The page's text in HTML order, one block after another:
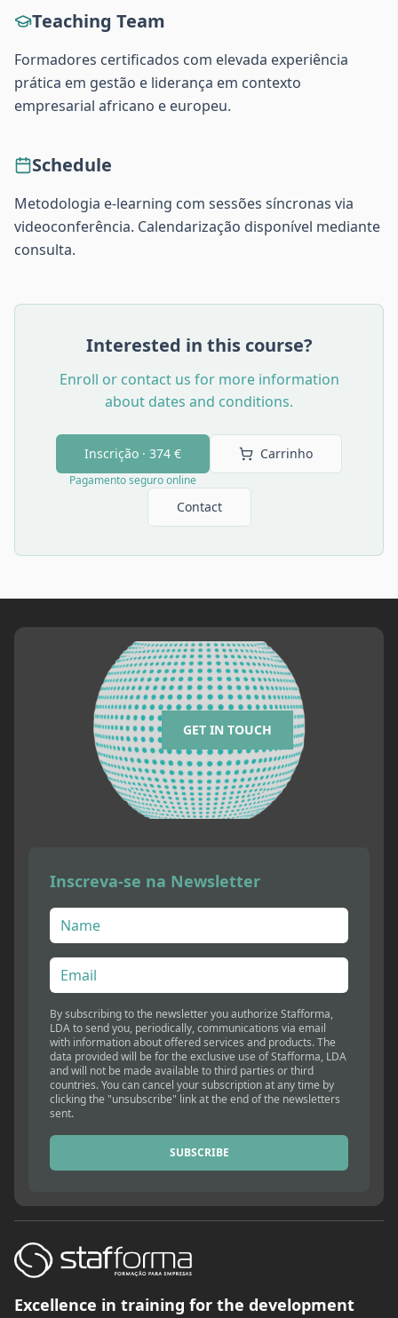
Teaching Team
Formadores certificados com elevada experiência
prática em gestão e liderança em contexto
empresarial africano e europeu.
Schedule
Metodologia e-learning com sessões síncronas via
videoconferência. Calendarização disponível mediante
consulta.
Interested in this course?
Enroll or contact us for more information
about dates and conditions.
Inscrição · 374 €
Pagamento seguro online
Carrinho
Contact
GET IN TOUCH
Inscreva-se na Newsletter
By subscribing to the newsletter you authorize Stafforma,
LDA to send you, periodically, communications via email
with information about offered services and products. The
data provided will be for the exclusive use of Stafforma, LDA
and will not be made available to third parties or third
countries. You can cancel your subscription at any time by
clicking the "unsubscribe" link at the end of the newsletters
sent.
SUBSCRIBE
Excellence in training for the development